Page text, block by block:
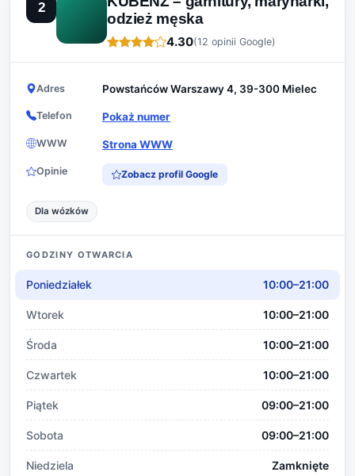
2
odzież męska
4.30(12 opinii Google)
Adres Powstańców Warszawy 4, 39-300 Mielec
Telefon Pokaż numer
WWW Strona WWW
Opinie Zobacz profil Google
Dla wózków
GODZINY OTWARCIA
Poniedziałek 10:00–21:00
Wtorek 10:00–21:00
Środa 10:00–21:00
Czwartek 10:00–21:00
Piątek 09:00–21:00
Sobota 09:00–21:00
Niedziela Zamknięte